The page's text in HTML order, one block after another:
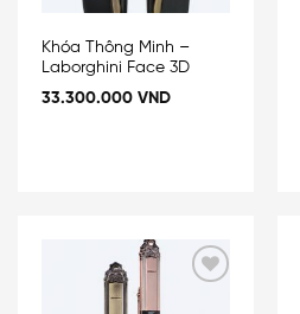
Khóa Thông Minh –
Laborghini Face 3D
33.300.000 VND